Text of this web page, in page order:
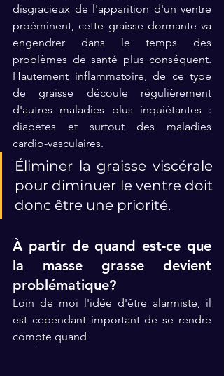
disgracieux de l'apparition d'un ventre
proéminent, cette graisse dormante va
engendrer dans le temps des
problèmes de santé plus conséquent.
Hautement inflammatoire, de ce type
de graisse découle régulièrement
d'autres maladies plus inquiétantes :
diabètes et surtout des maladies
cardio-vasculaires.
Éliminer la graisse viscérale
pour diminuer le ventre doit
donc être une priorité.
À partir de quand est-ce que
la masse grasse devient
problématique?
Loin de moi l'idée d'être alarmiste, il
est cependant important de se rendre
compte quand